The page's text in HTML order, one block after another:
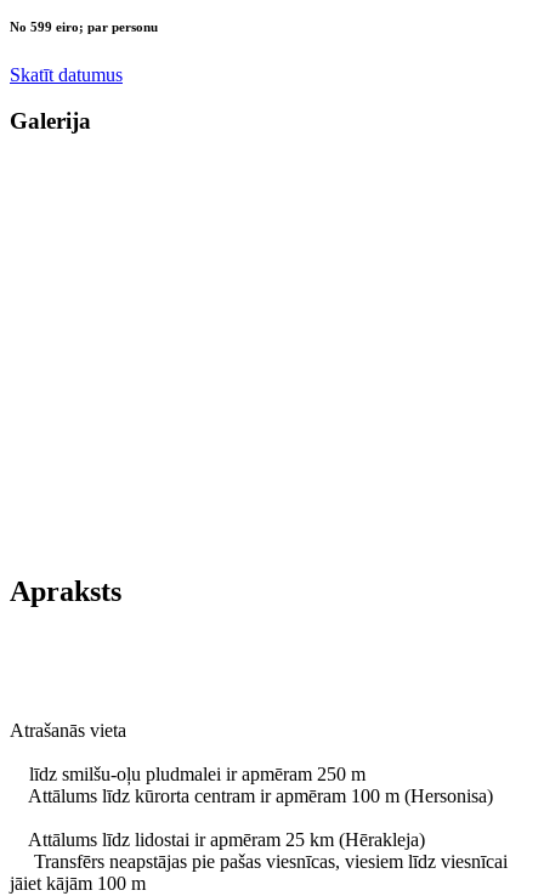
No 599 eiro; par personu
Skatīt datumus
Galerija
Apraksts
Atrašanās vieta
līdz smilšu-oļu pludmalei ir apmēram 250 m
Attālums līdz kūrorta centram ir apmēram 100 m (Hersonisa)
Attālums līdz lidostai ir apmēram 25 km (Hērakleja)
Transfērs neapstājas pie pašas viesnīcas, viesiem līdz viesnīcai
jāiet kājām 100 m